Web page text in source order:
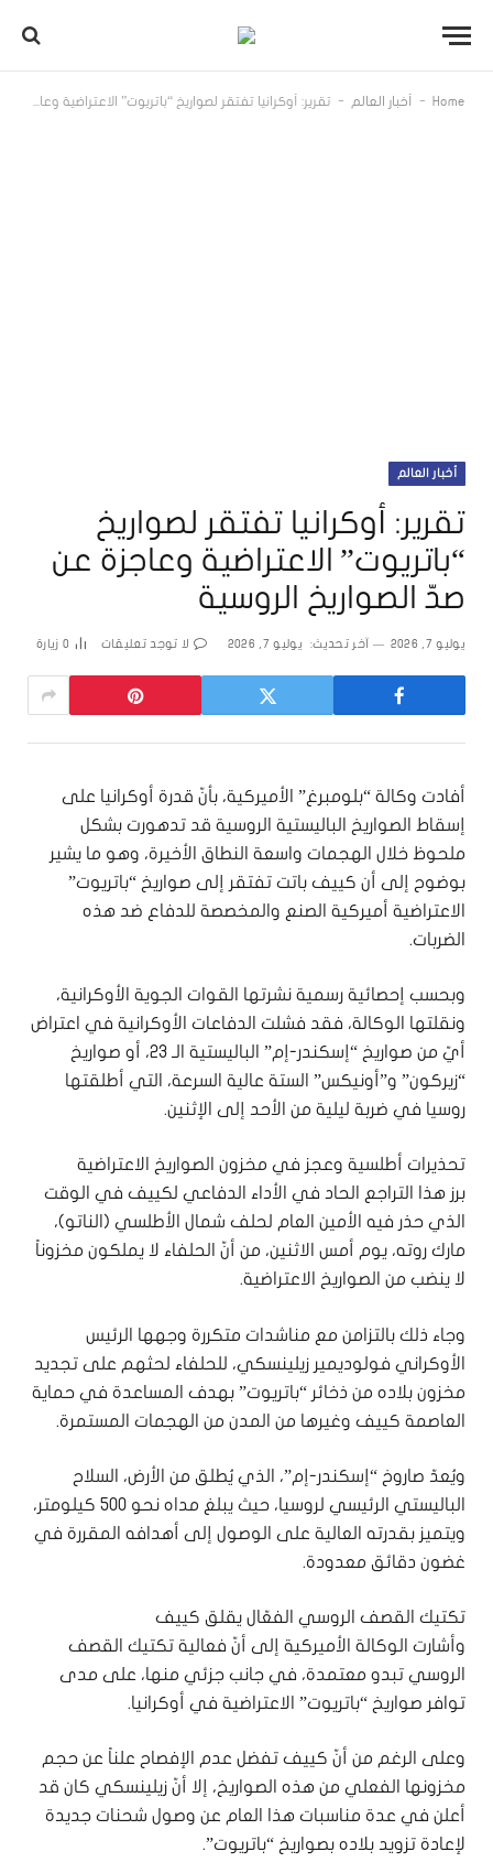
Home
- أخبار العالم - تقرير: أوكرانيا تفتقر لصواريخ “باتريوت” الاعتراضية وعاجزة عن صدّ الصواريخ الروسية
أخبار العالم
تقرير: أوكرانيا تفتقر لصواريخ
“باتريوت” الاعتراضية وعاجزة عن
صدّ الصواريخ الروسية
يوليو 7, 2026 آخر تحديث: يوليو 7, 2026 لا توجد تعليقات 0 زيارة
أفادت وكالة “بلومبرغ” الأميركية، بأنّ قدرة أوكرانيا على
إسقاط الصواريخ الباليستية الروسية قد تدهورت بشكل
ملحوظ خلال الهجمات واسعة النطاق الأخيرة، وهو ما يشير
بوضوح إلى أن كييف باتت تفتقر إلى صواريخ “باتريوت”
الاعتراضية أميركية الصنع والمخصصة للدفاع ضد هذه
الضربات.
وبحسب إحصائية رسمية نشرتها القوات الجوية الأوكرانية،
ونقلتها الوكالة، فقد فشلت الدفاعات الأوكرانية في اعتراض
أيّ من صواريخ “إسكندر-إم” الباليستية الـ 23، أو صواريخ
“زيركون” و”أونيكس” الستة عالية السرعة، التي أطلقتها
روسيا في ضربة ليلية من الأحد إلى الإثنين.
تحذيرات أطلسية وعجز في مخزون الصواريخ الاعتراضية
برز هذا التراجع الحاد في الأداء الدفاعي لكييف في الوقت
الذي حذر فيه الأمين العام لحلف شمال الأطلسي (الناتو)،
مارك روته، يوم أمس الاثنين، من أنّ الحلفاء لا يملكون مخزوناً
لا ينضب من الصواريخ الاعتراضية.
وجاء ذلك بالتزامن مع مناشدات متكررة وجهها الرئيس
الأوكراني فولوديمير زيلينسكي، للحلفاء لحثهم على تجديد
مخزون بلاده من ذخائر “باتريوت” بهدف المساعدة في حماية
العاصمة كييف وغيرها من المدن من الهجمات المستمرة.
ويُعدّ صاروخ “إسكندر-إم”، الذي يُطلق من الأرض، السلاح
الباليستي الرئيسي لروسيا، حيث يبلغ مداه نحو 500 كيلومتر،
ويتميز بقدرته العالية على الوصول إلى أهدافه المقررة في
غضون دقائق معدودة.
تكتيك القصف الروسي الفعّال يقلق كييف
وأشارت الوكالة الأميركية إلى أنّ فعالية تكتيك القصف
الروسي تبدو معتمدة، في جانب جزئي منها، على مدى
توافر صواريخ “باتريوت” الاعتراضية في أوكرانيا.
وعلى الرغم من أنّ كييف تفضل عدم الإفصاح علناً عن حجم
مخزونها الفعلي من هذه الصواريخ، إلا أنّ زيلينسكي كان قد
أعلن في عدة مناسبات هذا العام عن وصول شحنات جديدة
لإعادة تزويد بلاده بصواريخ “باتريوت”.